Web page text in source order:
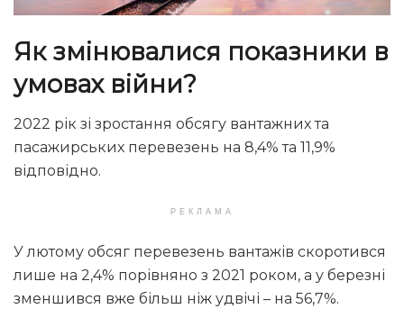
Як змінювалися показники в
умовах війни?
2022 рік зі зростання обсягу вантажних та
пасажирських перевезень на 8,4% та 11,9%
відповідно.
РЕКЛАМА
У лютому обсяг перевезень вантажів скоротився
лише на 2,4% порівняно з 2021 роком, а у березні
зменшився вже більш ніж удвічі – на 56,7%.